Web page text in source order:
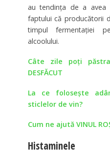
au tendinţa de a avea
faptului că producătorii
timpul fermentaţiei
alcoolului.
Câte zile poţi
DESFĂCUT
La ce folosește
sticlelor de vin?
Cum ne ajută VINUL
Histaminele